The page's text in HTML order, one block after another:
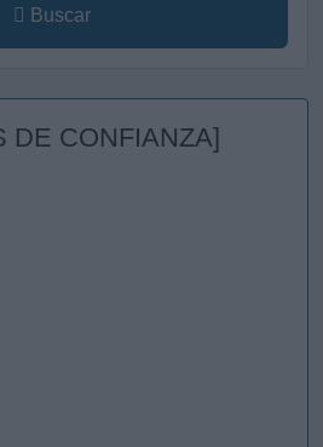
Buscar
DE CONFIANZA]